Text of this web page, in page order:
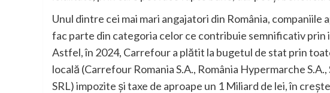
Unul dintre cei mai mari angajatori din România,
fac parte din categoria celor ce contribuie semnificativ
Astfel, în 2024, Carrefour a plătit la bugetul de stat prin
locală (Carrefour Romania S.A., România Hypermarche
SRL) impozite și taxe de aproape un 1 Miliard de lei, în